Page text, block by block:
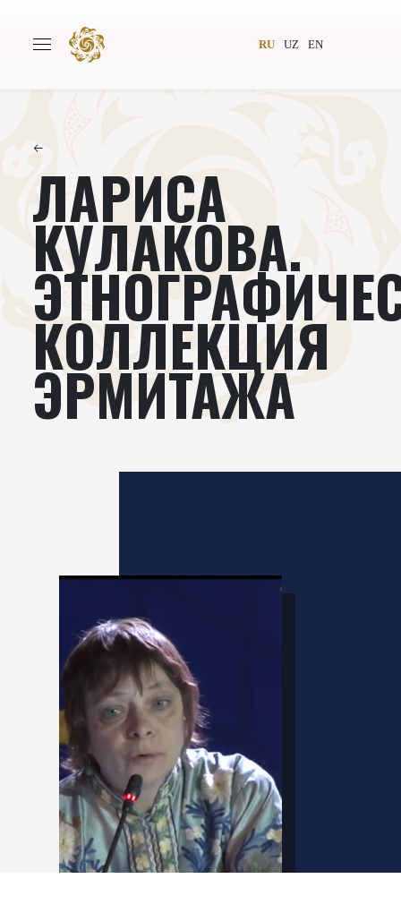
RU UZ EN
Авторы Всемирное общество
Издательство Новости
Проекты Подкасты
Книги Видеолекторий
←
ЛАРИСА
КУЛАКОВА.
КОЛЛЕКЦИЯ
ЭРМИТАЖА